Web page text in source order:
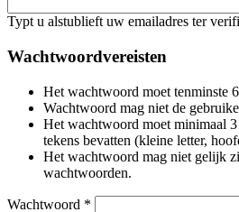
Typt u alstublieft uw emailadres ter
Wachtwoordvereisten
Het wachtwoord moet tenminste
Wachtwoord mag niet de
Het wachtwoord moet minimaal
tekens bevatten (kleine letter,
Het wachtwoord mag niet gelijk
wachtwoorden.
Wachtwoord *